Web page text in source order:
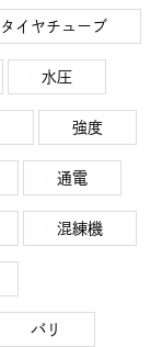
タイヤチューブ
水圧
強度
通電
混練機
バリ